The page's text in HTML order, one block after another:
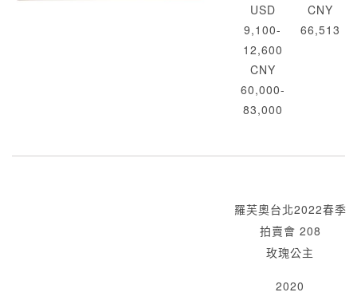
USD
9,100-
12,600
CNY
60,000-
83,000
CNY
66,513
羅芙奧台北2022春季
拍賣會 208
玫瑰公主
2020